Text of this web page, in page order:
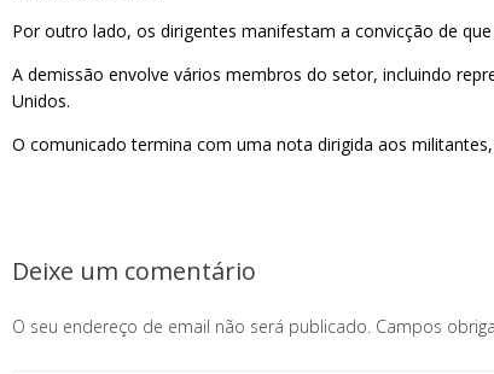
Por outro lado, os dirigentes manifestam a convicção de
A demissão envolve vários membros do setor, incluindo
Unidos.
O comunicado termina com uma nota dirigida aos
Deixe um comentário
O seu endereço de email não será publicado. Campos